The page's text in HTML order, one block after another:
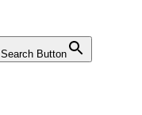
Search Button